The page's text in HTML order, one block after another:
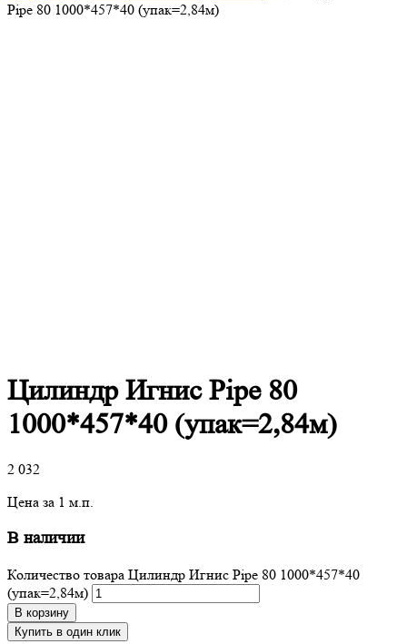
Pipe 80 1000*457*40 (упак=2,84м)
Цилиндр Игнис Pipe 80
1000*457*40 (упак=2,84м)
2 032
Цена за 1 м.п.
В наличии
Количество товара Цилиндр Игнис Pipe 80 1000*457*40
(упак=2,84м)
В корзину
Купить в один клик